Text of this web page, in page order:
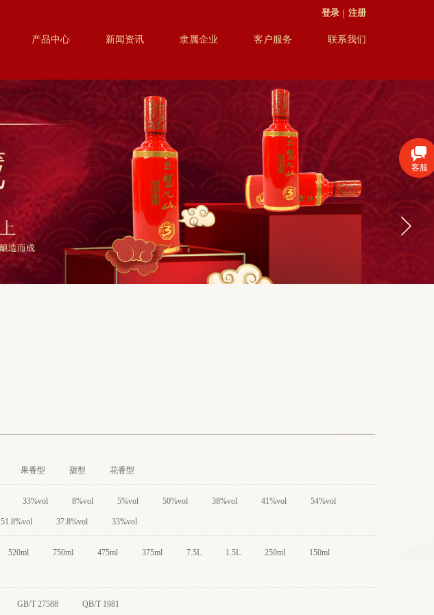
产品中心 新闻资讯 隶属企业 客户服务 联系我们
登录 | 注册
果香型 甜型 花香型
33%vol 8%vol 5%vol 50%vol 38%vol 41%vol 54%vol
51.8%vol 37.8%vol 33%vol
520ml 750ml 475ml 375ml 7.5L 1.5L 250ml 150ml
GB/T 27588 QB/T 1981
客服